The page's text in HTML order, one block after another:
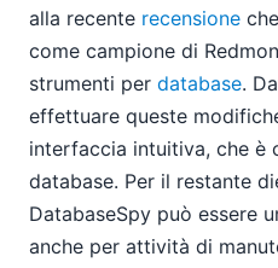
alla recente recensione
come campione di
strumenti per database.
effettuare queste
interfaccia intuitiva, che è
database. Per il restante
DatabaseSpy può essere
anche per attività di